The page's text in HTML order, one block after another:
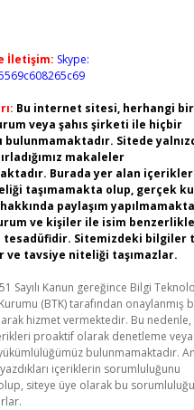
İletişim: Skype:
Bu internet sitesi, herhangi bir
veya şahıs şirketi ile hiçbir
bulunmamaktadır. Sitede
makaleler
Burada yer alan içerikler
taşımamakta olup, gerçek
paylaşım
ve kişiler ile isim
tesadüfidir. Sitemizdeki bilgiler
ve tavsiye niteliği taşımazlar.
Sayılı Kanun gereğince Bilgi
(BTK) tarafından onaylanmış
hizmet vermektedir. Bu nedenle,
proaktif olarak denetleme veya
bulunmamaktadır.
içeriklerin sorumluluğunu
siteye üye olarak bu